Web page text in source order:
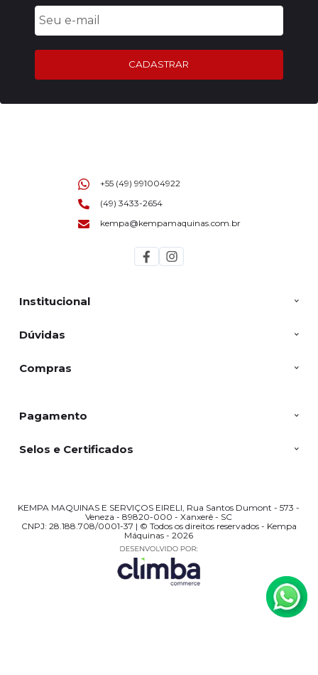
CADASTRAR
Institucional
Dúvidas
Compras
+55 (49) 991004922
(49) 3433-2654
kempa@kempamaquinas.com.br
Pagamento
Selos e Certificados
KEMPA MAQUINAS E SERVIÇOS EIRELI, Rua Santos Dumont - 573 -
Veneza - 89820-000 - Xanxerê - SC
CNPJ: 28.188.708/0001-37 | © Todos os direitos reservados - Kempa
Máquinas - 2026